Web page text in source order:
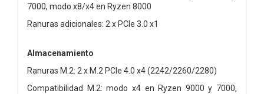
7000, modo x8/x4 en Ryzen 8000
Ranuras adicionales: 2 x PCIe 3.0 x1
Almacenamiento
Ranuras M.2: 2 x M.2 PCIe 4.0 x4 (2242/2260/2280)
Compatibilidad M.2: modo x4 en Ryzen 9000 y 7000,